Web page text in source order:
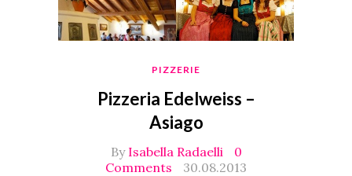
PIZZERIE
Pizzeria Edelweiss –
Asiago
By Isabella Radaelli
0
Comments
30.08.2013